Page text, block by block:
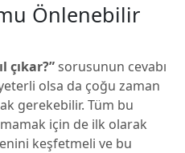
Önlenebilir
çıkar?”sorusunun cevabı
olsa da çoğu zaman
gerekebilir. Tüm bu
için de ilk olarak
keşfetmeli ve bu